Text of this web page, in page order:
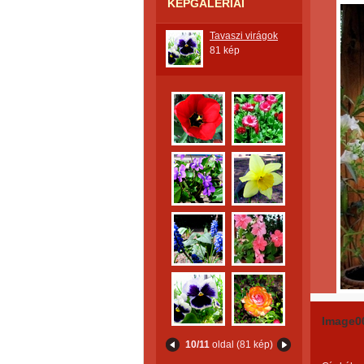
KÉPGALÉRIÁI
Tavaszi virágok
81 kép
10/11 oldal (81 kép)